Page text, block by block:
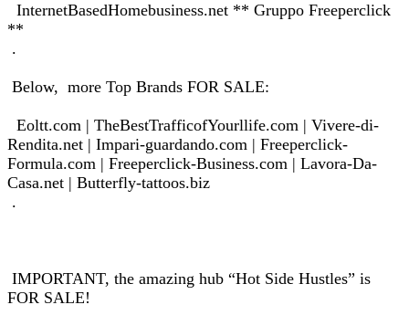
InternetBasedHomebusiness.net ** Gruppo Freeperclick
**
.
Below, more Top Brands FOR SALE:
Eoltt.com | TheBestTrafficofYourllife.com | Vivere-di-
Rendita.net | Impari-guardando.com | Freeperclick-
Formula.com | Freeperclick-Business.com | Lavora-Da-
Casa.net | Butterfly-tattoos.biz
.
IMPORTANT, the amazing hub “Hot Side Hustles” is
FOR SALE!